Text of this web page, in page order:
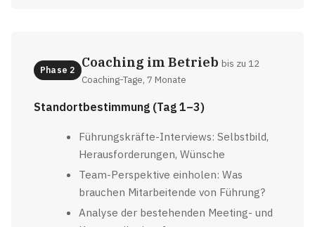
Phase 2 Coaching im Betrieb bis zu 12
Coaching-Tage, 7 Monate
Standortbestimmung (Tag 1–3)
Führungskräfte-Interviews: Selbstbild,
Herausforderungen, Wünsche
Team-Perspektive einholen: Was
brauchen Mitarbeitende von Führung?
Analyse der bestehenden Meeting- und